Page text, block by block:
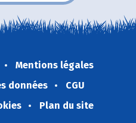
Mentions légales
données
CGU
Plan du site